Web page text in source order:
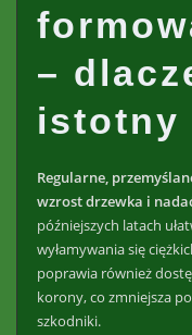
–
istotny
Regularne,
wzrost drzewka i
późniejszych latach
wyłamywania się
poprawia również
korony, co zmniejsza
szkodniki.